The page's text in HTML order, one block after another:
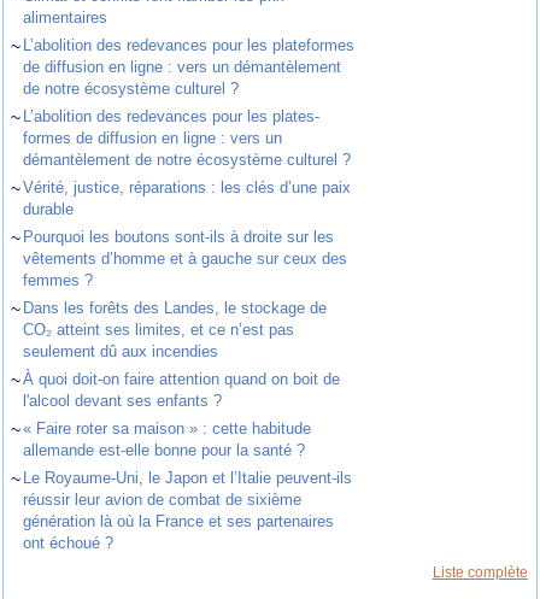
alimentaires
~ L’abolition des redevances pour les plateformes
de diffusion en ligne : vers un démantèlement
de notre écosystème culturel ?
~ L’abolition des redevances pour les plates-
formes de diffusion en ligne : vers un
démantèlement de notre écosystème culturel ?
~Vérité, justice, réparations : les clés d’une paix
durable
~ Pourquoi les boutons sont-ils à droite sur les
vêtements d’homme et à gauche sur ceux des
femmes ?
~ Dans les forêts des Landes, le stockage de
CO₂ atteint ses limites, et ce n’est pas
seulement dû aux incendies
~À quoi doit-on faire attention quand on boit de
l'alcool devant ses enfants ?
~« Faire roter sa maison » : cette habitude
allemande est-elle bonne pour la santé ?
~ Le Royaume-Uni, le Japon et l’Italie peuvent-ils
réussir leur avion de combat de sixième
génération là où la France et ses partenaires
ont échoué ?
Liste complète